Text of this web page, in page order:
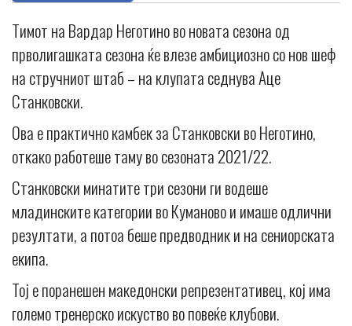
Тимот на Вардар Неготино во новата сезона од
прволигашката сезона ќе влезе амбициозно со нов шеф
на стручниот штаб – на клупата седнува Аце
Станковски.
Ова е практично камбек за Станковски во Неготино,
откако работеше таму во сезоната 2021/22.
Станковски минатите три сезони ги водеше
младинските категории во Куманово и имаше одлични
резултати, а потоа беше предводник и на сениорската
екипа.
Тој е поранешен македонски репрезентативец, кој има
големо тренерско искуство во повеќе клубови.